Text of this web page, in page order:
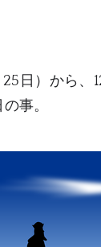
日）から、
事。